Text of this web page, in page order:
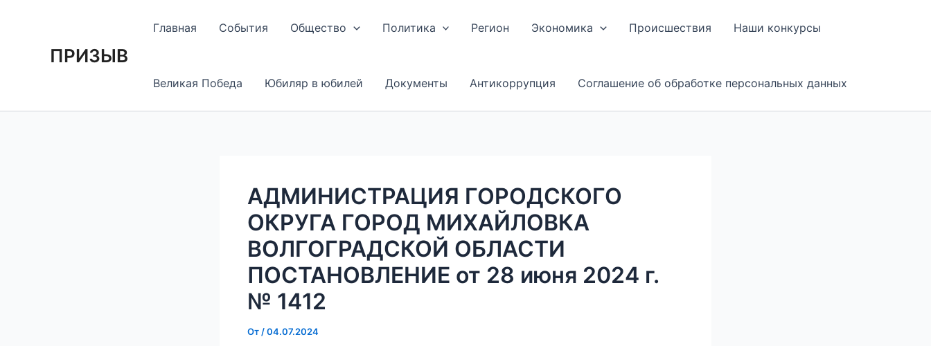
ПРИЗЫВ
Главная События Общество Политика Регион Экономика Происшествия Наши конкурсы
Великая Победа Юбиляр в юбилей Документы Антикоррупция Соглашение об обработке персональных данных
АДМИНИСТРАЦИЯ ГОРОДСКОГО
ОКРУГА ГОРОД МИХАЙЛОВКА
ВОЛГОГРАДСКОЙ ОБЛАСТИ
ПОСТАНОВЛЕНИЕ от 28 июня 2024 г.
№ 1412
От /04.07.2024
по